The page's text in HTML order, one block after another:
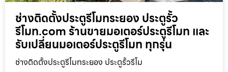
ช่างติดตั้งประตูรีโมทระยอง ประตูรั้ว
รีโมท.com ร้านขายมอเตอร์ประตูรีโมท และ
รับเปลี่ยนมอเตอร์ประตูรีโมท ทุกรุ่น
ช่างติดตั้งประตูรีโมทระยอง ประตูรั้วรีโม